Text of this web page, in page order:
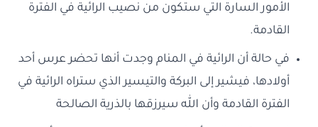
الأمور السارة التي ستكون من نصيب الرائية في الفترة
القادمة.
في حالة أن الرائية في المنام وجدت أنها تحضر عرس أحد
أولادها، فيشير إلى البركة والتيسير الذي ستراه الرائية في
الفترة القادمة وأن الله سيرزقها بالذرية الصالحة